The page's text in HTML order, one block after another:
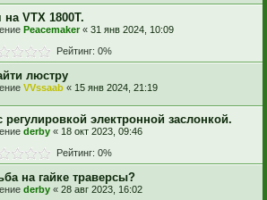
VTX 1800T.
Peacemaker« 31 янв 2024, 10:09
Рейтинг: 0%
люстру
VVssaab « 15 янв 2024, 21:19
регулировкой электронной заслонкой.
derby « 18 окт 2023, 09:46
Рейтинг: 0%
на гайке траверсы?
derby « 28 авг 2023, 16:02